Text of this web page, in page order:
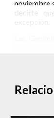
noviembre
decirte
la luna ha
pues el 11